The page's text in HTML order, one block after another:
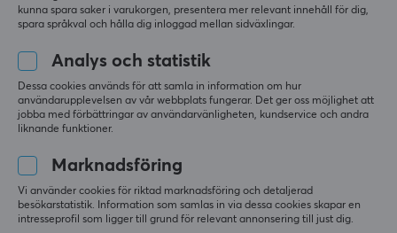
Mac, PC
EGENSKAPER
Mekaniska brytare
Ja
Formfaktor
Full-size
Språklayout
Level 8
Epic Warrior
Ok tangentbord, dålig mjukvara
Tangentbordet i sig var bra, men Glorious Core-
mjukvaran är så fruktansvärt dålig att jag var
tvungen att sälja det efter 6 månaders
premium känsla
bra brytare
Visa original
kunna spara saker i varukorgen, presentera mer relevant innehåll för dig,
spara språkval och hålla dig inloggad mellan sidväxlingar.
Analys och statistik
Dessa cookies används för att samla in information om hur
användarupplevelsen av vår webbplats fungerar. Det ger oss möjlighet att
jobba med förbättringar av användarvänligheten, kundservice och andra
liknande funktioner.
Marknadsföring
Vi använder cookies för riktad marknadsföring och detaljerad
besökarstatistik. Information som samlas in via dessa cookies skapar en
intresseprofil som ligger till grund för relevant annonsering till just dig.